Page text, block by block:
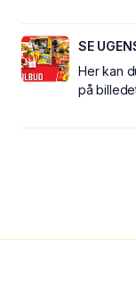
SE
Her kan
på